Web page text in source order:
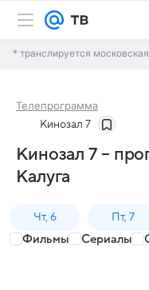
* транслируется
Телепрограмма
Кинозал 7
Кинозал 7 –
Калуга
Чт, 6 Пт, 7
Фильмы Сериалы